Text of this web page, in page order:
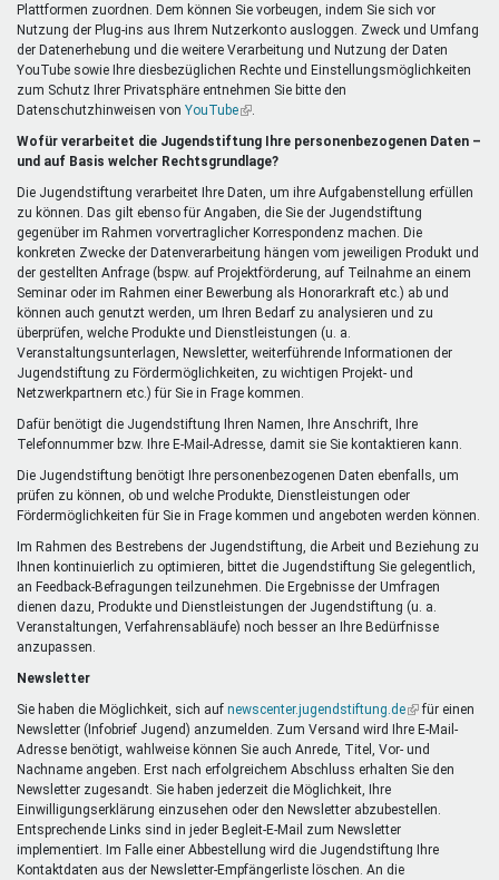
Plattformen zuordnen. Dem können Sie vorbeugen, indem Sie sich vor
Nutzung der Plug-ins aus Ihrem Nutzerkonto ausloggen. Zweck und Umfang
der Datenerhebung und die weitere Verarbeitung und Nutzung der Daten
YouTube sowie Ihre diesbezüglichen Rechte und Einstellungsmöglichkeiten
zum Schutz Ihrer Privatsphäre entnehmen Sie bitte den
Datenschutzhinweisen von YouTube(Link
extern)
Wofür verarbeitet die Jugendstiftung Ihre personenbezogenen Daten –
und auf Basis welcher Rechtsgrundlage?
Die Jugendstiftung verarbeitet Ihre Daten, um ihre Aufgabenstellung erfüllen
zu können. Das gilt ebenso für Angaben, die Sie der Jugendstiftung
gegenüber im Rahmen vorvertraglicher Korrespondenz machen. Die
konkreten Zwecke der Datenverarbeitung hängen vom jeweiligen Produkt und
der gestellten Anfrage (bspw. auf Projektförderung, auf Teilnahme an einem
Seminar oder im Rahmen einer Bewerbung als Honorarkraft etc.) ab und
können auch genutzt werden, um Ihren Bedarf zu analysieren und zu
überprüfen, welche Produkte und Dienstleistungen (u. a.
Veranstaltungsunterlagen, Newsletter, weiterführende Informationen der
Jugendstiftung zu Fördermöglichkeiten, zu wichtigen Projekt- und
Netzwerkpartnern etc.) für Sie in Frage kommen.
Dafür benötigt die Jugendstiftung Ihren Namen, Ihre Anschrift, Ihre
Telefonnummer bzw. Ihre E-Mail-Adresse, damit sie Sie kontaktieren kann.
Die Jugendstiftung benötigt Ihre personenbezogenen Daten ebenfalls, um
prüfen zu können, ob und welche Produkte, Dienstleistungen oder
Fördermöglichkeiten für Sie in Frage kommen und angeboten werden können.
Im Rahmen des Bestrebens der Jugendstiftung, die Arbeit und Beziehung zu
Ihnen kontinuierlich zu optimieren, bittet die Jugendstiftung Sie gelegentlich,
an Feedback-Befragungen teilzunehmen. Die Ergebnisse der Umfragen
dienen dazu, Produkte und Dienstleistungen der Jugendstiftung (u. a.
Veranstaltungen, Verfahrensabläufe) noch besser an Ihre Bedürfnisse
anzupassen.
Newsletter
Sie haben die Möglichkeit, sich auf newscenter.jugendstiftung.de(Link
ist
extern)
für einen
Newsletter (Infobrief Jugend) anzumelden. Zum Versand wird Ihre E-Mail-
Adresse benötigt, wahlweise können Sie auch Anrede, Titel, Vor- und
Nachname angeben. Erst nach erfolgreichem Abschluss erhalten Sie den
Newsletter zugesandt. Sie haben jederzeit die Möglichkeit, Ihre
Einwilligungserklärung einzusehen oder den Newsletter abzubestellen.
Entsprechende Links sind in jeder Begleit-E-Mail zum Newsletter
implementiert. Im Falle einer Abbestellung wird die Jugendstiftung Ihre
Kontaktdaten aus der Newsletter-Empfängerliste löschen. An die